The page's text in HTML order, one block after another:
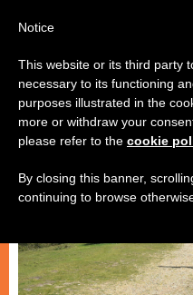
SPIRITUALITÀ E PREGHIERA
Notice
This website or its third party
necessary to its functioning
purposes illustrated in the
more or withdraw your
please refer to the cookie
By closing this banner,
continuing to browse